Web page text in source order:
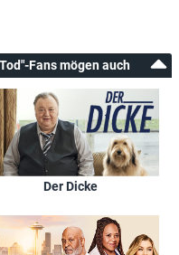
Fans mögen auch
Der Dicke